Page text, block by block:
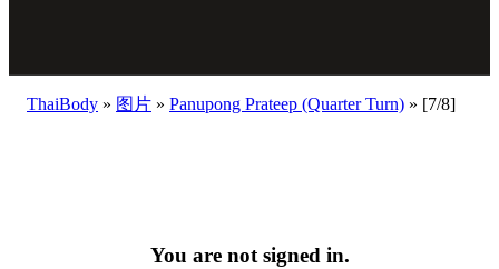
ThaiBody » 图片 » Panupong Prateep (Quarter Turn) » [7/8]
You are not signed in.